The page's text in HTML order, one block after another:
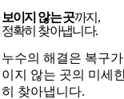
보이지 않는 곳까지,
정확히 찾아냅니다.
누수의 해결은 복구
이지 않는 곳의 미세
히 찾아냅니다.